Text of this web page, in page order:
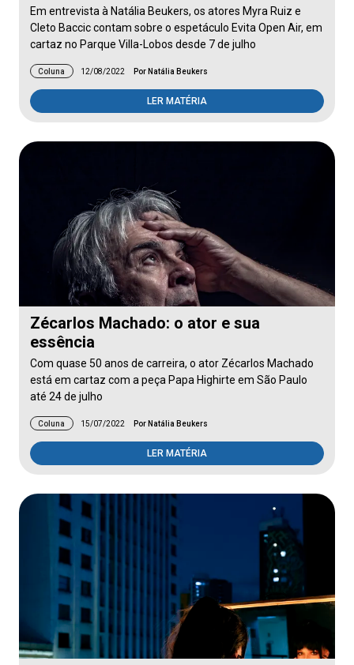
Em entrevista à Natália Beukers, os atores Myra Ruiz e
Cleto Baccic contam sobre o espetáculo Evita Open Air, em
cartaz no Parque Villa-Lobos desde 7 de julho
Coluna 12/08/2022 Por Natália Beukers
LER MATÉRIA
Zécarlos Machado: o ator e sua
essência
Com quase 50 anos de carreira, o ator Zécarlos Machado
está em cartaz com a peça Papa Highirte em São Paulo
até 24 de julho
Coluna 15/07/2022 Por Natália Beukers
LER MATÉRIA